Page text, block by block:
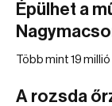
Épülhet a
Több mint 19
A rozsda